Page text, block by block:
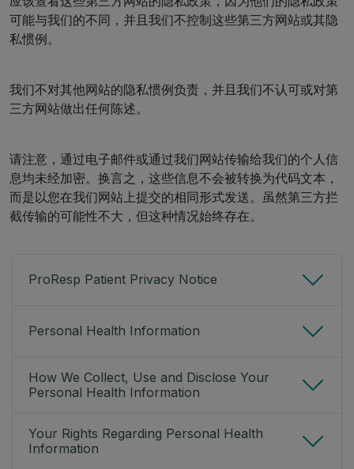
可能与我们的不同，并且我们不控制这些第三方网站或其隐
私惯例。
我们不对其他网站的隐私惯例负责，并且我们不认可或对第
三方网站做出任何陈述。
请注意，通过电子邮件或通过我们网站传输给我们的个人信
息均未经加密。换言之，这些信息不会被转换为代码文本，
而是以您在我们网站上提交的相同形式发送。虽然第三方拦
截传输的可能性不大，但这种情况始终存在。
ProResp Patient Privacy Notice
Personal Health Information
How We Collect, Use and Disclose Your
Personal Health Information
Your Rights Regarding Personal Health
Information